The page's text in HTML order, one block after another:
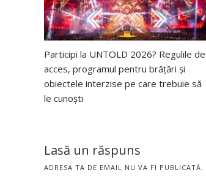
Participi la UNTOLD 2026? Regulile de
acces, programul pentru brățări și
obiectele interzise pe care trebuie să
le cunoști
Lasă un răspuns
ADRESA TA DE EMAIL NU VA FI PUBLICATĂ.